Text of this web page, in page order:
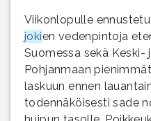
Viikonlopulle
jokien vedenpintoja
Suomessa sekä Keski-
Pohjanmaan
laskuun ennen
todennäköisesti sade